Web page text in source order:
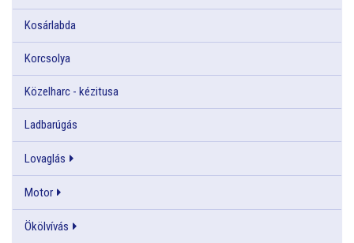
Kosárlabda
Korcsolya
Közelharc - kézitusa
Ladbarúgás
Lovaglás
Motor
Ökölvívás